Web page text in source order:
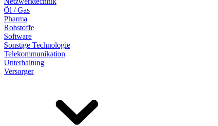
Öl / Gas
Pharma
Rohstoffe
Software
Sonstige Technologie
Telekommunikation
Unterhaltung
Versorger